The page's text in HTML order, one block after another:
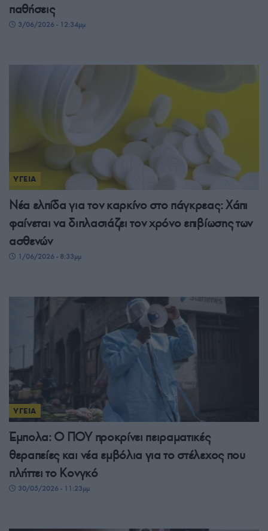
παθήσεις
3/06/2026 - 12:34μμ
ΥΓΕΙΑ
Νέα ελπίδα για τον καρκίνο στο πάγκρεας: Χάπι
φαίνεται να διπλασιάζει τον χρόνο επιβίωσης των
ασθενών
1/06/2026 - 8:33μμ
ΥΓΕΙΑ
Έμπολα: Ο ΠΟΥ προκρίνει πειραματικές
θεραπείες και νέα εμβόλια για το στέλεχος που
πλήττει το Κονγκό
30/05/2026 - 11:23μμ